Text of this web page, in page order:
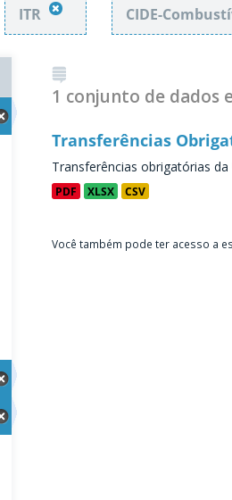
ITR CIDE-
1 conjunto de dados
Transferências
Transferências obrigatórias
PDF XLSX CSV
Você também pode ter acesso a